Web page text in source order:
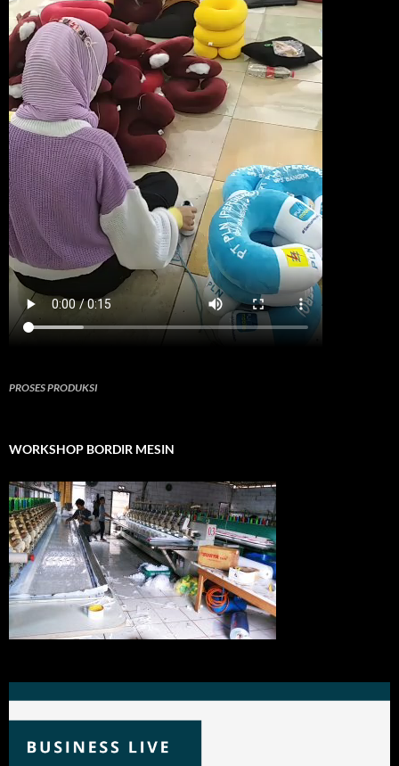
PROSES PRODUKSI
WORKSHOP BORDIR MESIN